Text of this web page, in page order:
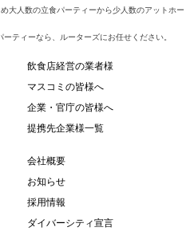
大人数の立食パーティーから少人数のアットホー
ティーなら、ルーターズにお任せください。
飲食店経営の業者様
マスコミの皆様へ
企業・官庁の皆様へ
提携先企業様一覧
会社概要
お知らせ
採用情報
ダイバーシティ宣言